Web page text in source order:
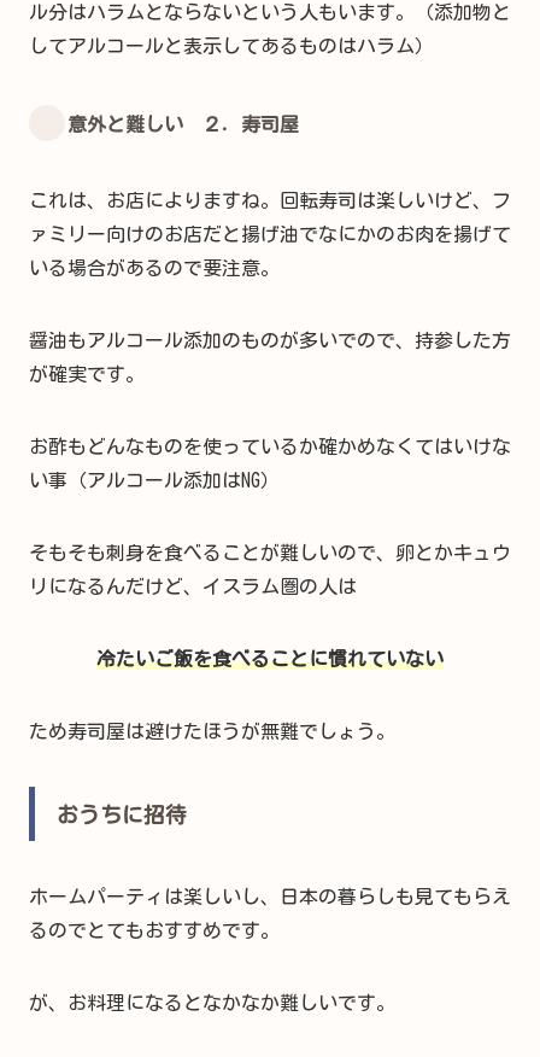
ル分はハラムとならないという人もいます。（添加物と
してアルコールと表示してあるものはハラム）
意外と難しい ２．寿司屋
これは、お店によりますね。回転寿司は楽しいけど、フ
ァミリー向けのお店だと揚げ油でなにかのお肉を揚げて
いる場合があるので要注意。
醤油もアルコール添加のものが多いでので、持参した方
が確実です。
お酢もどんなものを使っているか確かめなくてはいけな
い事（アルコール添加はNG）
そもそも刺身を食べることが難しいので、卵とかキュウ
リになるんだけど、イスラム圏の人は
冷たいご飯を食べることに慣れていない
ため寿司屋は避けたほうが無難でしょう。
おうちに招待
ホームパーティは楽しいし、日本の暮らしも見てもらえ
るのでとてもおすすめです。
が、お料理になるとなかなか難しいです。